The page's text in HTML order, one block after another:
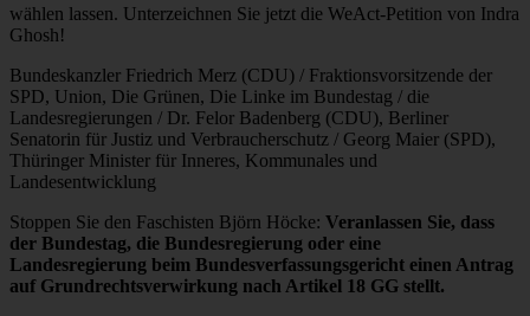
wählen lassen. Unterzeichnen Sie jetzt die WeAct-Petition von Indra
Ghosh!
Bundeskanzler Friedrich Merz (CDU) / Fraktionsvorsitzende der
SPD, Union, Die Grünen, Die Linke im Bundestag / die
Landesregierungen / Dr. Felor Badenberg (CDU), Berliner
Senatorin für Justiz und Verbraucherschutz / Georg Maier (SPD),
Thüringer Minister für Inneres, Kommunales und
Landesentwicklung
Stoppen Sie den Faschisten Björn Höcke: Veranlassen Sie, dass
der Bundestag, die Bundesregierung oder eine
Landesregierung beim Bundesverfassungsgericht einen Antrag
auf Grundrechtsverwirkung nach Artikel 18 GG stellt.